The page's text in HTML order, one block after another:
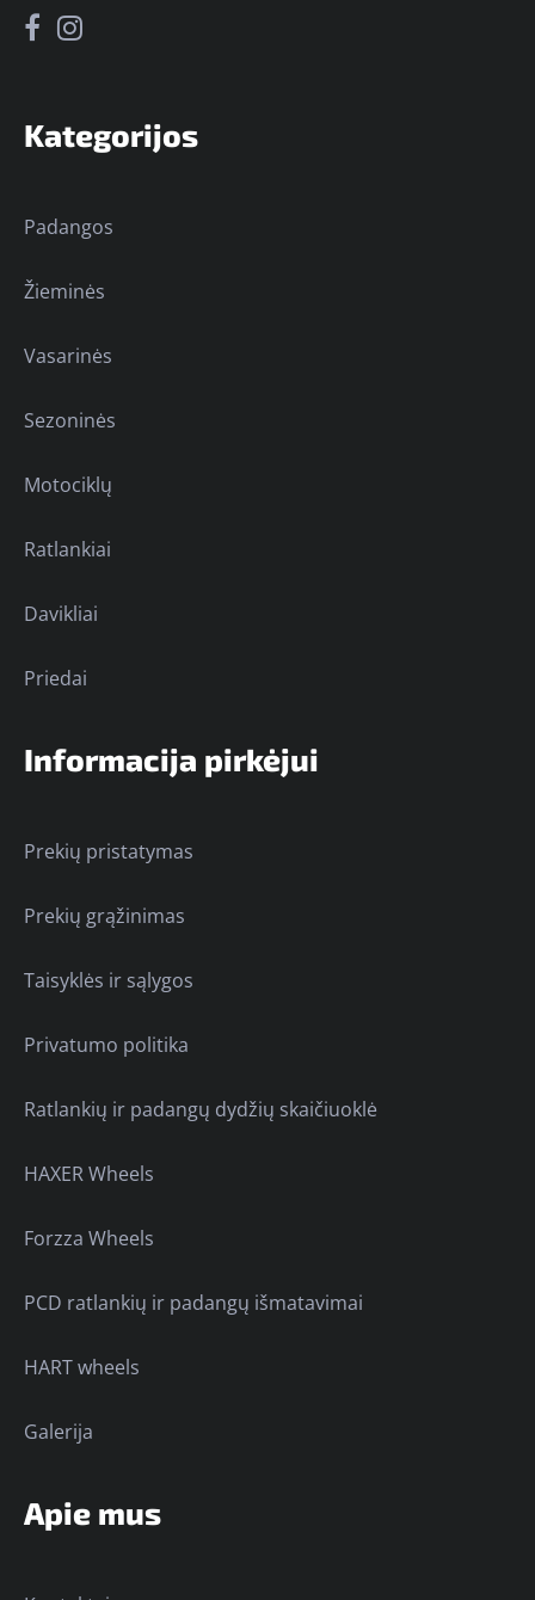
Kategorijos
Padangos
Žieminės
Vasarinės
Sezoninės
Motociklų
Ratlankiai
Davikliai
Priedai
Informacija pirkėjui
Prekių pristatymas
Prekių grąžinimas
Taisyklės ir sąlygos
Privatumo politika
Ratlankių ir padangų dydžių skaičiuoklė
HAXER Wheels
Forzza Wheels
PCD ratlankių ir padangų išmatavimai
HART wheels
Galerija
Apie mus